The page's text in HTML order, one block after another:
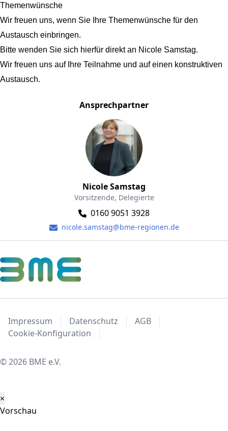
Themenwünsche
Wir freuen uns, wenn Sie Ihre Themenwünsche für den
Austausch einbringen.
Bitte wenden Sie sich hierfür direkt an Nicole Samstag.
Wir freuen uns auf Ihre Teilnahme und auf einen konstruktiven
Austausch.
Ansprechpartner
Nicole Samstag
Vorsitzende, Delegierte
0160 9051 3928
nicole.samstag@bme-regionen.de
Impressum Datenschutz
AGB
Cookie-Konfiguration
© 2026 BME e.V.
×
Vorschau